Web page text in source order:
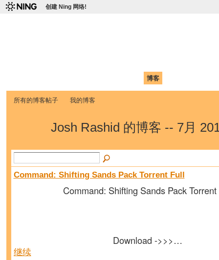
创建 Ning 网络!
博客
所有的博客帖子 我的博客
Josh Rashid 的博客 -- 7月
Command: Shifting Sands Pack Torrent Full
Command: Shifting Sands Pack Torrent
Download ->>>…
继续